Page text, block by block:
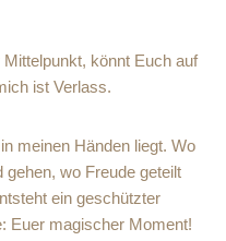
Mittelpunkt, könnt Euch auf
ist Verlass.
meinen Händen liegt. Wo
gehen, wo Freude geteilt
ein geschützter
Euer magischer Moment!